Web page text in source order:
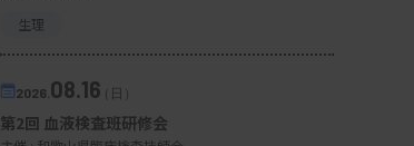
生理
2026. 08.16（日）
第2回 血液検査班研修会